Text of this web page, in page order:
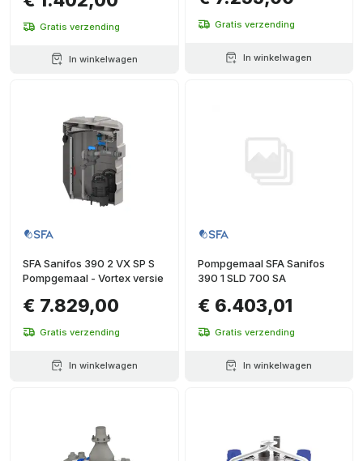
Gratis verzending
In winkelwagen
Gratis verzending
In winkelwagen
SFA Sanifos 390 2 VX SP S
Pompgemaal - Vortex versie
€ 7.829,00
Gratis verzending
In winkelwagen
Pompgemaal SFA Sanifos
390 1 SLD 700 SA
€ 6.403,01
Gratis verzending
In winkelwagen